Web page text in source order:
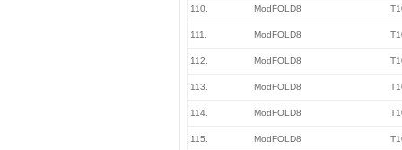
110. ModFOLD8
111. ModFOLD8
112. ModFOLD8
113. ModFOLD8
114. ModFOLD8
115. ModFOLD8